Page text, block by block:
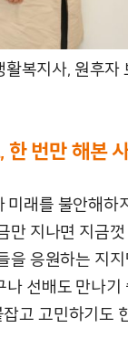
복지사, 원후
, 한 번만 해본
래를 불안해하
만 지나면 지금
을 응원하는 지
선배도 만나
고 고민하기도